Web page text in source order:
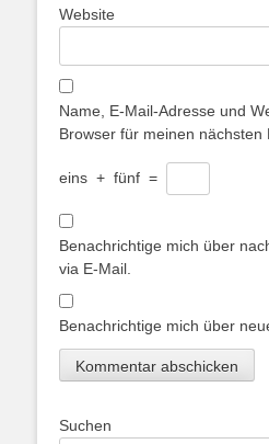
Website
Name, E-Mail-Adresse und
Browser für meinen nächsten
eins + fünf =
Benachrichtige mich über
via E-Mail.
Benachrichtige mich über
Suchen